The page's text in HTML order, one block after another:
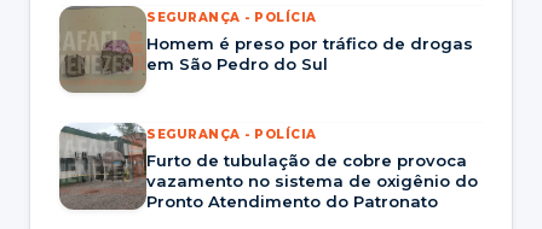
SEGURANÇA - POLÍCIA
Homem é preso por tráfico de drogas
em São Pedro do Sul
SEGURANÇA - POLÍCIA
Furto de tubulação de cobre provoca
vazamento no sistema de oxigênio do
Pronto Atendimento do Patronato